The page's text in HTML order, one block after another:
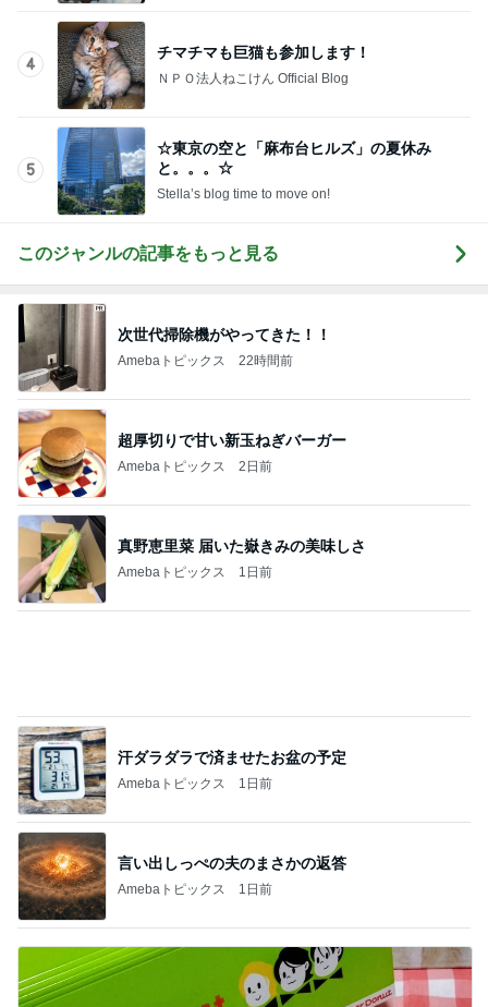
4
チマチマも巨猫も参加します！
ＮＰＯ法人ねこけん Official Blog
5
☆東京の空と「麻布台ヒルズ」の夏休み
と。。。☆
Stella’s blog time to move on!
このジャンルの記事をもっと見る
次世代掃除機がやってきた！！
Amebaトピックス 22時間前
超厚切りで甘い新玉ねぎバーガー
Amebaトピックス 2日前
真野恵里菜 届いた嶽きみの美味しさ
Amebaトピックス 1日前
汗ダラダラで済ませたお盆の予定
Amebaトピックス 1日前
言い出しっぺの夫のまさかの返答
Amebaトピックス 1日前